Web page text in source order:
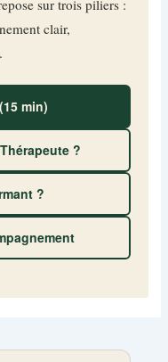
sur trois piliers :
clair,
min)
?
?